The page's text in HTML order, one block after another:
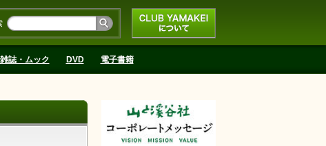
CLUB YAMAKEIにつ
いて
雑誌・ムック DVD 電子書籍